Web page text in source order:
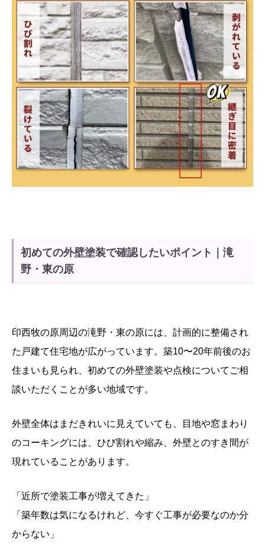
初めての外壁塗装で確認したいポイント｜滝
野・東の原
印西牧の原周辺の滝野・東の原には、計画的に整備され
た戸建て住宅地が広がっています。築10〜20年前後のお
住まいも見られ、初めての外壁塗装や点検についてご相
談いただくことが多い地域です。
外壁全体はまだきれいに見えていても、目地や窓まわり
のコーキングには、ひび割れや縮み、外壁とのすき間が
現れていることがあります。
「近所で塗装工事が増えてきた」
「築年数は気になるけれど、今すぐ工事が必要なのか分
からない」